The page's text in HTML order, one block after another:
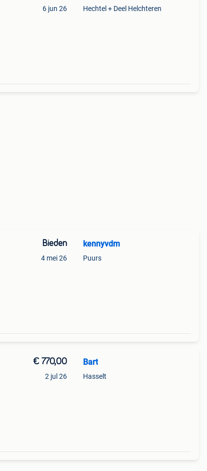
6 jun 26 Hechtel + Deel Helchteren
Bieden
4 mei 26
kennyvdm
Puurs
€ 770,00
2 jul 26
Bart
Hasselt